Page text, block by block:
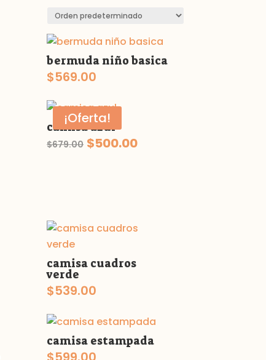
bermuda niño basica
$569.00
¡Oferta!
camisa azul
$679.00 El
$500.00El
camisa cuadros
verde
$539.00
camisa estampada